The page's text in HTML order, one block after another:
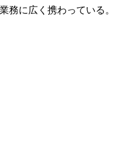
務に広く携わっている。